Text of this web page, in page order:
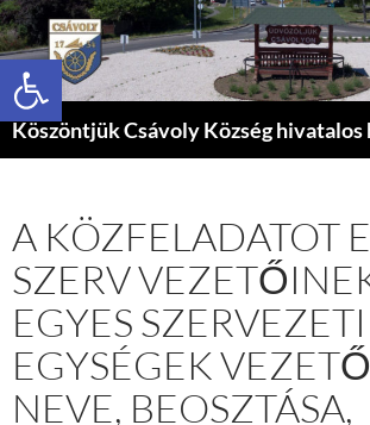
Eszköztár megnyitása
Keresés
A KÖZFELADATOT
SZERV
EGYES SZERVEZETI
EGYSÉGEK
NEVE, BEOSZTÁSA,